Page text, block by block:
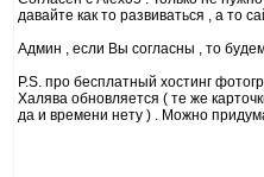
давайте как то развиваться , а то
Админ , если Вы согласны , то
P.S. про бесплатный хостинг
Халява обновляется ( те же
да и времени нету ) . Можно